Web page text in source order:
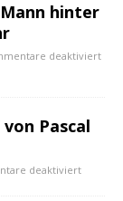
hinter
deaktiviert
Pascal
deaktiviert